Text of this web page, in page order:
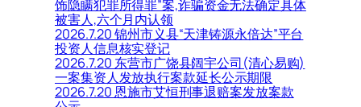
饰隐瞒犯罪所得罪”案,诈骗资金无法确定具体
被害人,六个月内认领
2026.7.20 锦州市义县“天津铸源永倍达”平台
投资人信息核实登记
2026.7.20 东营市广饶县阔宇公司(清心易购)
一案集资人发放执行案款延长公示期限
2026.7.20 恩施市艾恒刑事退赔案发放案款